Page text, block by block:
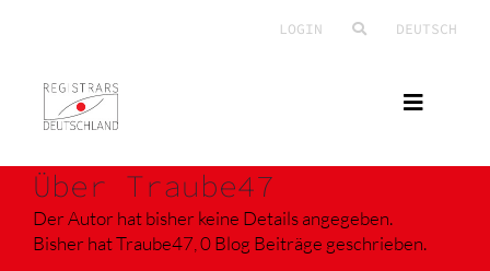
LOGIN DEUTSCH
Toggle
VEREIN
BERUF
AKTUELLES
Über Traube47
Der Autor hat bisher keine Details angegeben.
Bisher hat Traube47, 0 Blog Beiträge geschrieben.